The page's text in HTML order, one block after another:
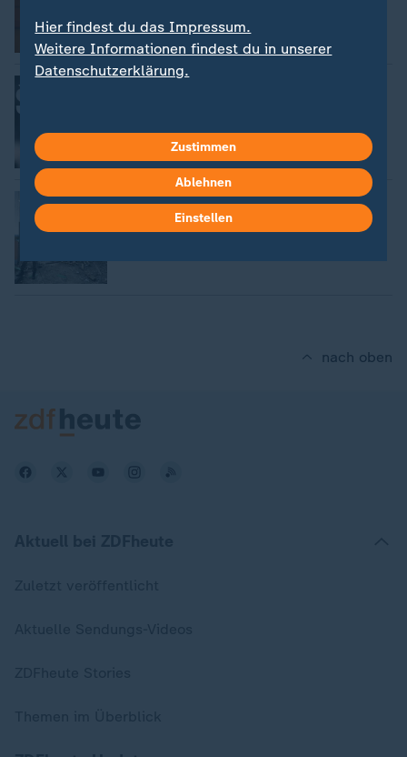
:
Militärübung in Südkorea
Kampfflugzeug wirft versehentlich
Bomben ab
nach oben
Hier findest du das Impressum.
Weitere Informationen findest du in unserer
Datenschutzerklärung.
Zustimmen
Ablehnen
Einstellen